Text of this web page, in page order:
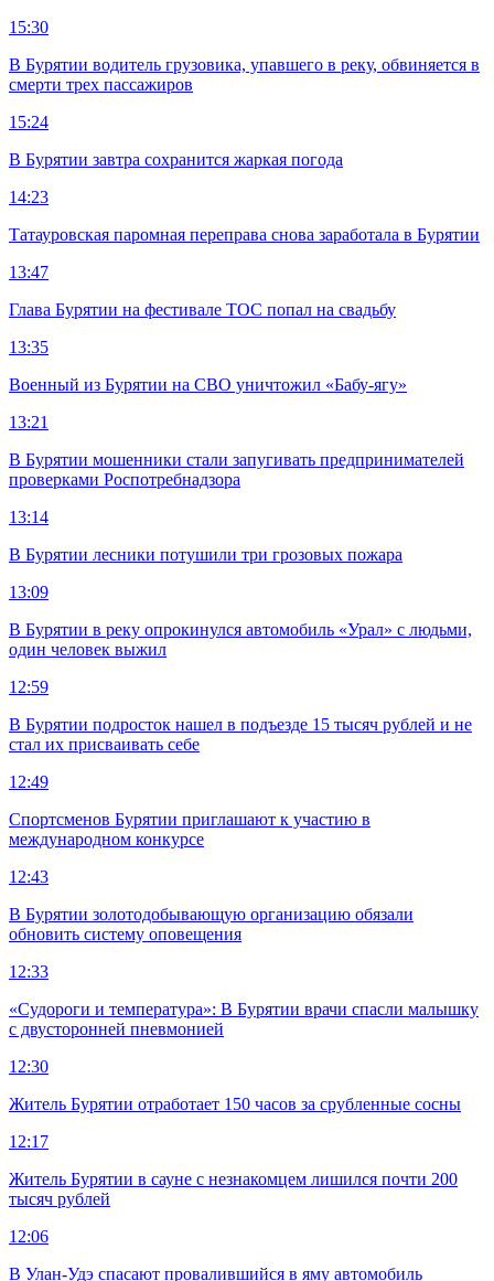
15:30
В Бурятии водитель грузовика, упавшего в реку, обвиняется в
смерти трех пассажиров
15:24
В Бурятии завтра сохранится жаркая погода
14:23
Татауровская паромная переправа снова заработала в Бурятии
13:47
Глава Бурятии на фестивале ТОС попал на свадьбу
13:35
Военный из Бурятии на СВО уничтожил «Бабу-ягу»
13:21
В Бурятии мошенники стали запугивать предпринимателей
проверками Роспотребнадзора
13:14
В Бурятии лесники потушили три грозовых пожара
13:09
В Бурятии в реку опрокинулся автомобиль «Урал» с людьми,
один человек выжил
12:59
В Бурятии подросток нашел в подъезде 15 тысяч рублей и не
стал их присваивать себе
12:49
Спортсменов Бурятии приглашают к участию в
международном конкурсе
12:43
В Бурятии золотодобывающую организацию обязали
обновить систему оповещения
12:33
«Судороги и температура»: В Бурятии врачи спасли малышку
с двусторонней пневмонией
12:30
Житель Бурятии отработает 150 часов за срубленные сосны
12:17
Житель Бурятии в сауне с незнакомцем лишился почти 200
тысяч рублей
12:06
В Улан-Удэ спасают провалившийся в яму автомобиль